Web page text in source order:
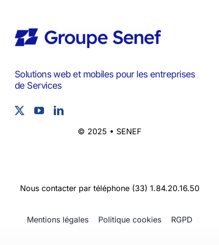
Solutions web et mobiles pour les entreprises
de Services
© 2025 • SENEF
Nous contacter par téléphone (33) 1.84.20.16.50
Mentions légales Politique cookies RGPD